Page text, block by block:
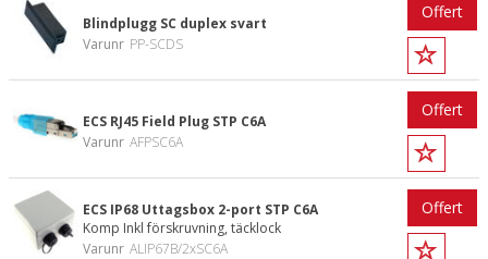
Blindplugg SC duplex svart
Varunr PP-SCDS
Offert
ECS RJ45 Field Plug STP C6A
Varunr AFPSC6A
Offert
ECS IP68 Uttagsbox 2-port STP C6A
Komp Inkl förskruvning, täcklock
Varunr ALIP67B/2xSC6A
Offert